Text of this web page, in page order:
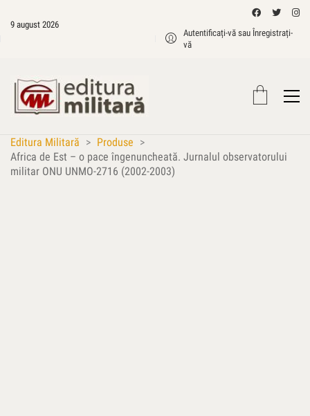
9 august 2026
Autentificați-vă sau Înregistrați-
vă
Editura Militară > Produse >
Africa de Est – o pace îngenuncheată. Jurnalul observatorului
militar ONU UNMO-2716 (2002-2003)